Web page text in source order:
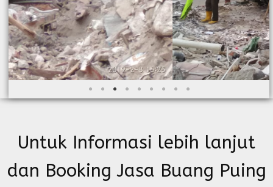
Untuk Informasi lebih lanjut
dan Booking Jasa Buang Puing